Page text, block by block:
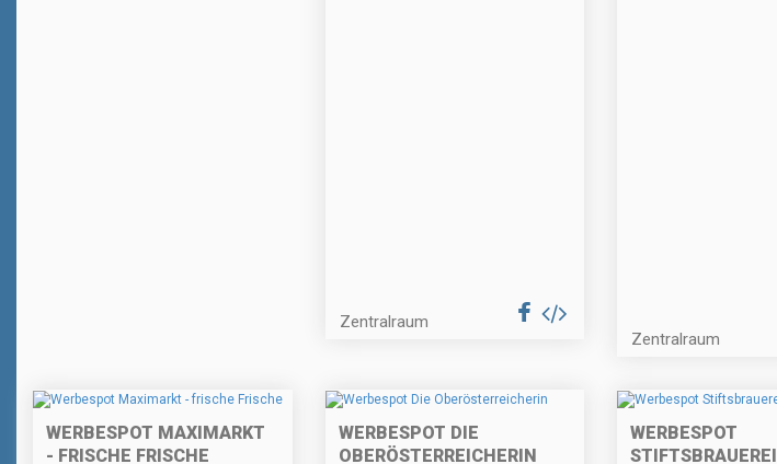
Zentralraum
Zentralraum
WERBESPOT MAXIMARKT
- FRISCHE FRISCHE
WERBESPOT DIE
OBERÖSTERREICHERIN
WERBESPOT
STIFTSBRAUEREI